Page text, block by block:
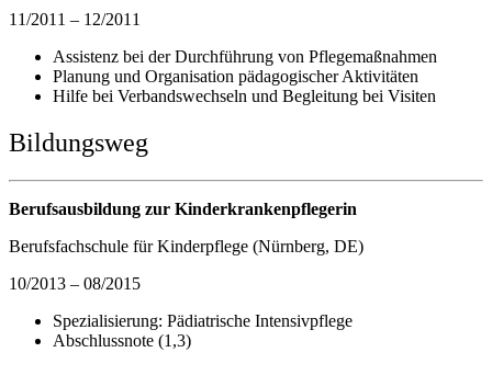
11/2011 – 12/2011
Assistenz bei der Durchführung von Pflegemaßnahmen
Planung und Organisation pädagogischer Aktivitäten
Hilfe bei Verbandswechseln und Begleitung bei Visiten
Bildungsweg
Berufsausbildung zur Kinderkrankenpflegerin
Berufsfachschule für Kinderpflege (Nürnberg, DE)
10/2013 – 08/2015
Spezialisierung: Pädiatrische Intensivpflege
Abschlussnote (1,3)